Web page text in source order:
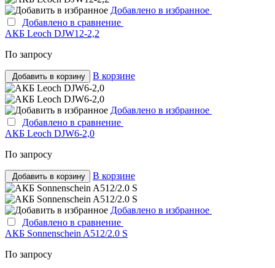
Добавлено в избранное
Добавлено в сравнение
АКБ Leoch DJW12-2,2
По запросу
Добавить в корзину В корзине
Добавлено в избранное
Добавлено в сравнение
АКБ Leoch DJW6-2,0
По запросу
Добавить в корзину В корзине
Добавлено в избранное
Добавлено в сравнение
АКБ Sonnenschein A512/2.0 S
По запросу